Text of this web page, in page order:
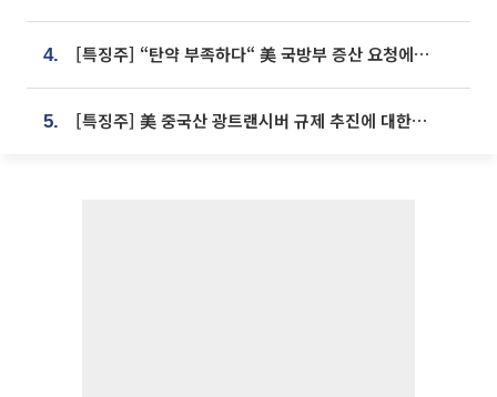
4. [특징주] “탄약 부족하다“ 美 국방부 증산 요청에⋯국내 방산주 급등세
5. [특징주] 美 중국산 광트랜시버 규제 추진에 대한광통신 등 광통신株 강세